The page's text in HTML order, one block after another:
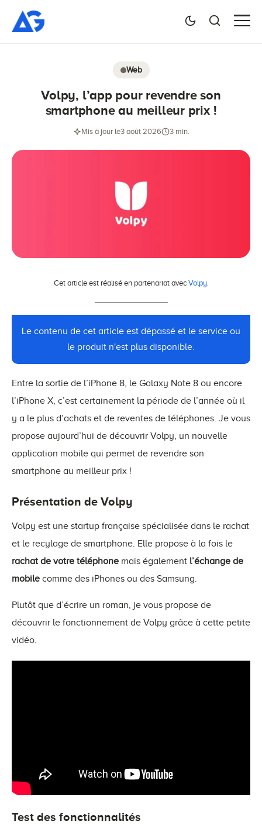
Web
Volpy, l’app pour revendre son
smartphone au meilleur prix !
Mis à jour le3 août 2026 3 min.
Cet article est réalisé en partenariat avec Volpy.
Le contenu de cet article est dépassé et le service ou
le produit n'est plus disponible.
Entre la sortie de l’iPhone 8, le Galaxy Note 8 ou encore
l’iPhone X, c’est certainement la période de l’année où il
y a le plus d’achats et de reventes de téléphones. Je vous
propose aujourd’hui de découvrir Volpy, un nouvelle
application mobile qui permet de revendre son
smartphone au meilleur prix !
Présentation de Volpy
Volpy est une startup française spécialisée dans le rachat
et le recylage de smartphone. Elle propose à la fois le
rachat de votre téléphone mais également l’échange de
mobile comme des iPhones ou des Samsung.
Plutôt que d’écrire un roman, je vous propose de
découvrir le fonctionnement de Volpy grâce à cette petite
vidéo.
Test des fonctionnalités